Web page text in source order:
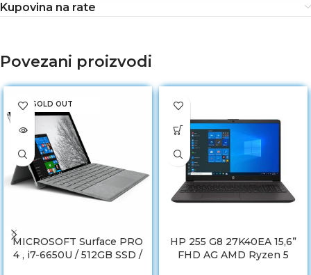
Kupovina na rate
Povezani proizvodi
SOLD OUT
MICROSOFT Surface PRO
4 , i7-6650U / 512GB SSD /
HP 255 G8 27K40EA 15,6”
FHD AG AMD Ryzen 5